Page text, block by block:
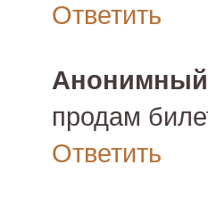
Ответить
Анонимный
продам
Ответить